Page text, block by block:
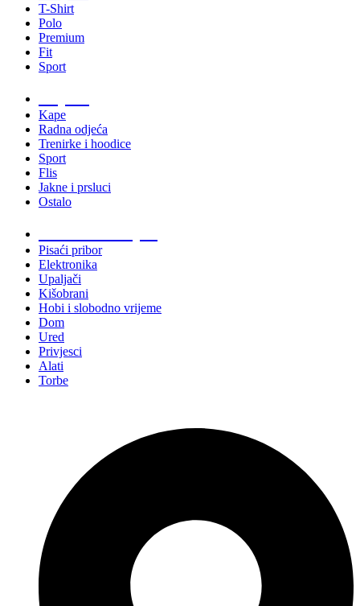
T-Shirt
Polo
Premium
Fit
Sport
Kape
Radna odjeća
Trenirke i hoodice
Sport
Flis
Jakne i prsluci
Ostalo
Pisaći pribor
Elektronika
Upaljači
Kišobrani
Hobi i slobodno vrijeme
Dom
Ured
Privjesci
Alati
Torbe